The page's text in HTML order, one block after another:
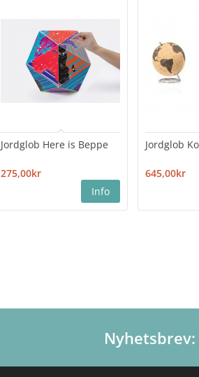
Jordglob Here is Beppe
275,00kr
Jordglob
645,00kr
Nyhetsbrev: